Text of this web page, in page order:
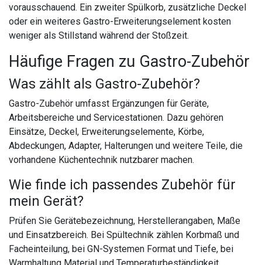
vorausschauend. Ein zweiter Spülkorb, zusätzliche Deckel
oder ein weiteres Gastro-Erweiterungselement kosten
weniger als Stillstand während der Stoßzeit.
Häufige Fragen zu Gastro-Zubehör
Was zählt als Gastro-Zubehör?
Gastro-Zubehör umfasst Ergänzungen für Geräte,
Arbeitsbereiche und Servicestationen. Dazu gehören
Einsätze, Deckel, Erweiterungselemente, Körbe,
Abdeckungen, Adapter, Halterungen und weitere Teile, die
vorhandene Küchentechnik nutzbarer machen.
Wie finde ich passendes Zubehör für
mein Gerät?
Prüfen Sie Gerätebezeichnung, Herstellerangaben, Maße
und Einsatzbereich. Bei Spültechnik zählen Korbmaß und
Facheinteilung, bei GN-Systemen Format und Tiefe, bei